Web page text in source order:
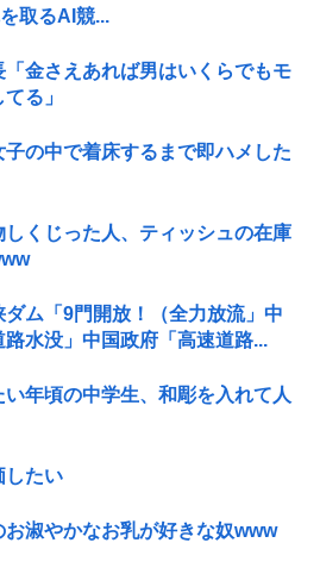
取るAI競...
「金さえあれば男はいくらでもモ
る」
子の中で着床するまで即ハメした
しくじった人、ティッシュの在庫
ム「9門開放！（全力放流」中
水没」中国政府「高速道路...
い年頃の中学生、和彫を入れて人
したい
お淑やかなお乳が好きな奴www